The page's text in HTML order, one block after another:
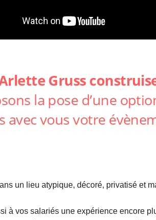
Gruss
la pose d’une
avec vous votre
un lieu atypique, décoré, privatisé et
à vos salariés une expérience encore